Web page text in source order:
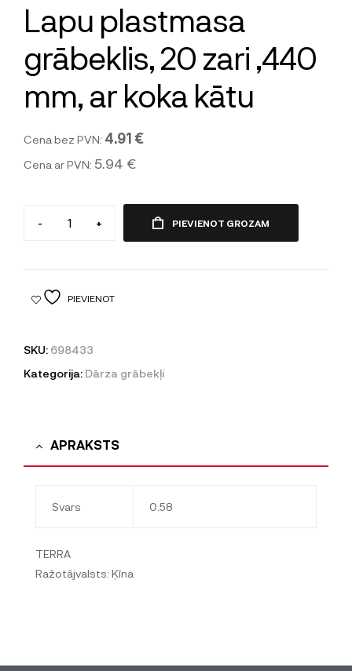
Lapu plastmasa
grābeklis, 20 zari ,440
mm, ar koka kātu
Cena bez PVN: 4.91 €
Cena ar PVN: 5.94 €
- + PIEVIENOT GROZAM
PIEVIENOT
SKU: 698433
Kategorija: Dārza grābekļi
APRAKSTS
Svars 0.58
TERRA
Ražotājvalsts: Ķīna